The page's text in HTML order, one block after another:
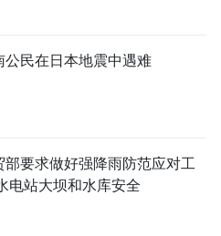
公民在日本地震中遇难
部要求做好强降雨防范应对工
电站大坝和水库安全